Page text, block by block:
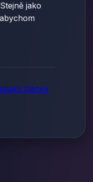
jako
článek